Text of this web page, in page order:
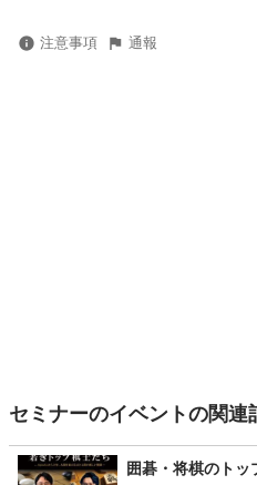
注意事項 通報
セミナーのイベントの関連
囲碁・将棋のトッ